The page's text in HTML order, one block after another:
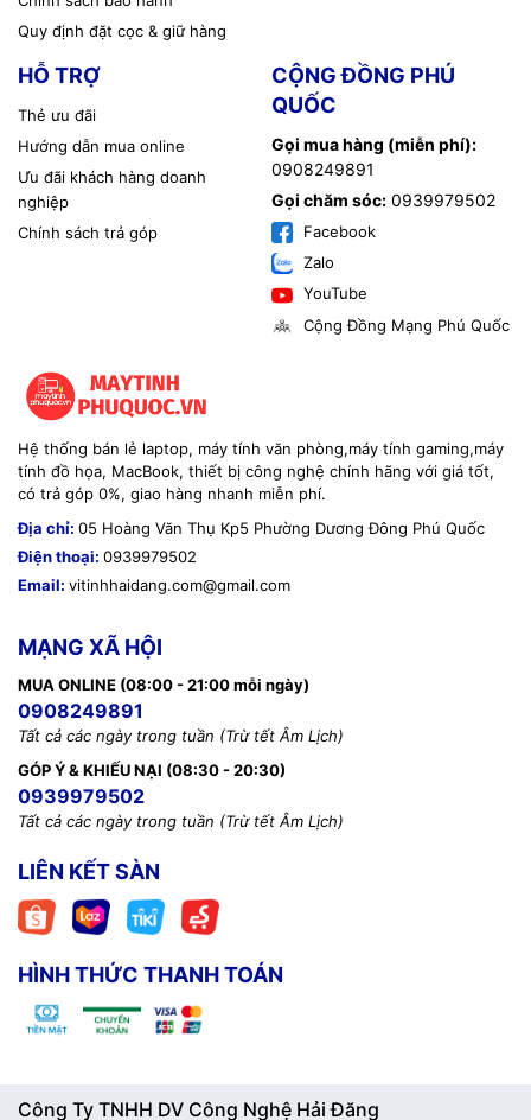
Quy định đặt cọc & giữ hàng
HỖ TRỢ
Thẻ ưu đãi
Hướng dẫn mua online
Ưu đãi khách hàng doanh
nghiệp
Chính sách trả góp
CỘNG ĐỒNG PHÚ
QUỐC
Gọi mua hàng (miễn phí):
0908249891
Gọi chăm sóc: 0939979502
Facebook
Zalo
YouTube
Cộng Đồng Mạng Phú Quốc
Hệ thống bán lẻ laptop, máy tính văn phòng,máy tính gaming,máy
tính đồ họa, MacBook, thiết bị công nghệ chính hãng với giá tốt,
có trả góp 0%, giao hàng nhanh miễn phí.
Địa chỉ: 05 Hoàng Văn Thụ Kp5 Phường Dương Đông Phú Quốc
Điện thoại: 0939979502
Email: vitinhhaidang.com@gmail.com
MẠNG XÃ HỘI
MUA ONLINE (08:00 - 21:00 mỗi ngày)
0908249891
Tất cả các ngày trong tuần (Trừ tết Âm Lịch)
GÓP Ý & KHIẾU NẠI (08:30 - 20:30)
0939979502
Tất cả các ngày trong tuần (Trừ tết Âm Lịch)
LIÊN KẾT SÀN
HÌNH THỨC THANH TOÁN
Công Ty TNHH DV Công Nghệ Hải Đăng